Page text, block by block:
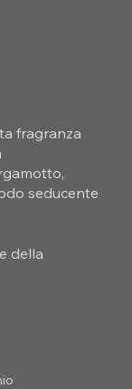
fragranza
seducente
della